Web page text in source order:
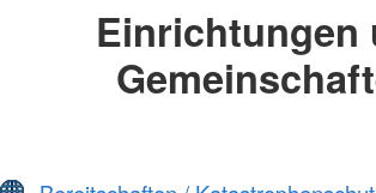
Einrichtungen